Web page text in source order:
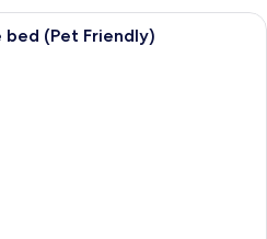
Een hotelkamer met een bed, een
bed (Pet Friendly)